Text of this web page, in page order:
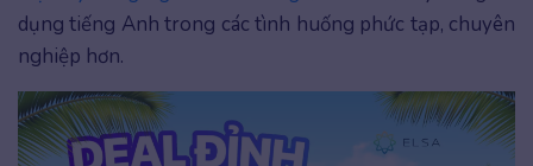
dụng tiếng Anh trong các tình huống phức tạp, chuyên
nghiệp hơn.